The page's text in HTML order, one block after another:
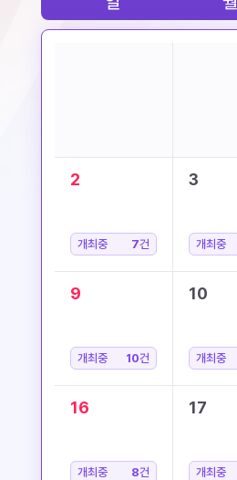
2
개최중 7건
3
개최중
9
개최중 10건
10
개최중
16
개최중 8건
17
개최중